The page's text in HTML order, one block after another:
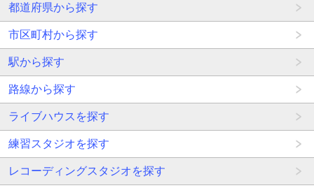
都道府県から探す
市区町村から探す
駅から探す
路線から探す
ライブハウスを探す
練習スタジオを探す
レコーディングスタジオを探す